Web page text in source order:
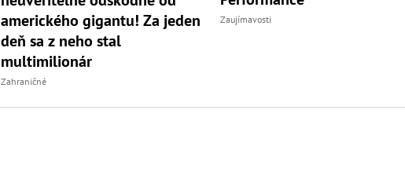
amerického gigantu! Za jeden
deň sa z neho stal
multimilionár
Zahraničné
Zaujímavosti